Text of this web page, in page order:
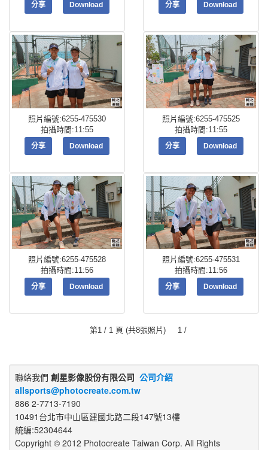
分享 Download 分享 Download
照片編號:6255-475530
拍攝時間:11:55
分享 Download
照片編號:6255-475525
拍攝時間:11:55
分享 Download
照片編號:6255-475528
拍攝時間:11:56
分享 Download
照片編號:6255-475531
拍攝時間:11:56
分享 Download
第1 / 1 頁 (共8張照片) 1 /
聯絡我們 創星影像股份有限公司 公司介紹
allsports@photocreate.com.tw
886 2-7713-7190
10491台北市中山區建國北路二段147號13樓
統編:52304644
Copyright © 2012 Photocreate Taiwan Corp. All Rights